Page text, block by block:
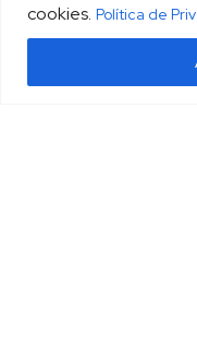
cookies. Política de